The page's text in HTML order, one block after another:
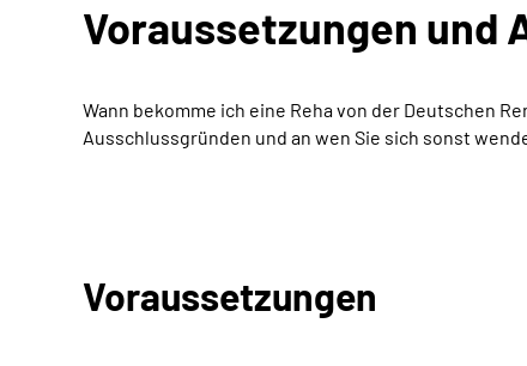
Voraussetzungen und
Wann bekomme ich eine Reha von der Deutschen
Ausschlussgründen und an wen Sie sich sonst
Voraussetzungen